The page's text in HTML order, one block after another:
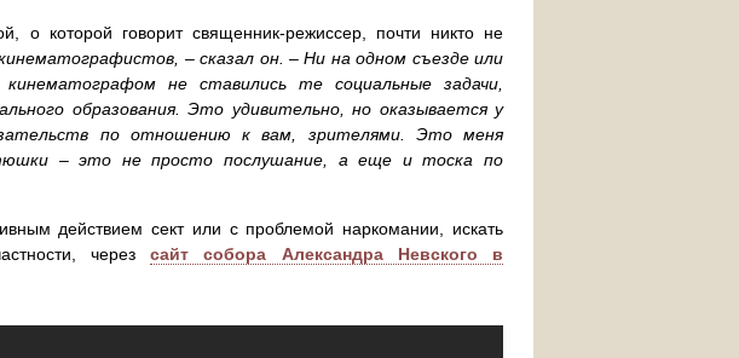
о которой говорит священник-режиссер, почти никто не
– сказал он. – Ни на одном съезде или
не ставились те социальные задачи,
образования. Это удивительно, но оказывается у
по отношению к вам, зрителями. Это меня
– это не просто послушание, а еще и тоска по
действием сект или с проблемой наркомании, искать
через сайт собора Александра Невского в